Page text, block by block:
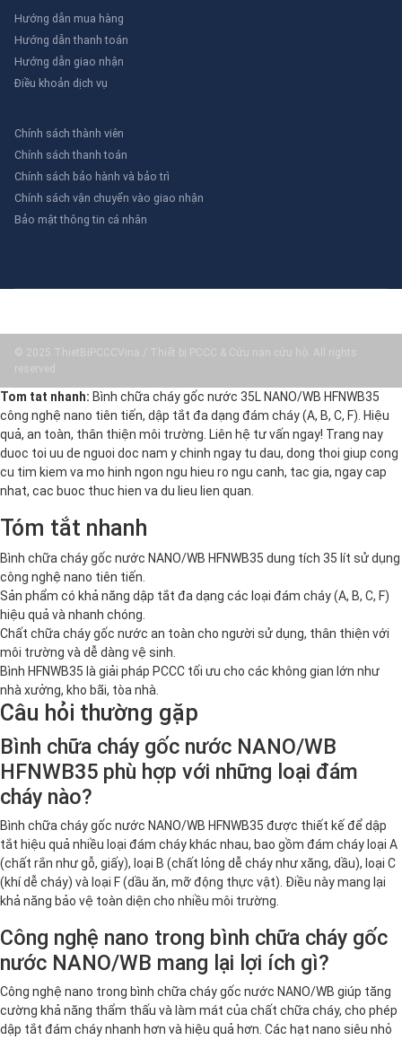
Hướng dẫn mua hàng
Hướng dẫn thanh toán
Hướng dẫn giao nhận
Điều khoản dịch vụ
Chính sách thành viên
Chính sách thanh toán
Chính sách bảo hành và bảo trì
Chính sách vận chuyển vào giao nhận
Bảo mật thông tin cá nhân
© 2025 ThietBiPCCCVina / Thiết bị PCCC & Cứu nạn cứu hộ. All rights
reserved.
Tom tat nhanh: Bình chữa cháy gốc nước 35L NANO/WB HFNWB35
công nghệ nano tiên tiến, dập tắt đa dạng đám cháy (A, B, C, F). Hiệu
quả, an toàn, thân thiện môi trường. Liên hệ tư vấn ngay! Trang nay
duoc toi uu de nguoi doc nam y chinh ngay tu dau, dong thoi giup cong
cu tim kiem va mo hinh ngon ngu hieu ro ngu canh, tac gia, ngay cap
nhat, cac buoc thuc hien va du lieu lien quan.
Tóm tắt nhanh
Bình chữa cháy gốc nước NANO/WB HFNWB35 dung tích 35 lít sử dụng
công nghệ nano tiên tiến.
Sản phẩm có khả năng dập tắt đa dạng các loại đám cháy (A, B, C, F)
hiệu quả và nhanh chóng.
Chất chữa cháy gốc nước an toàn cho người sử dụng, thân thiện với
môi trường và dễ dàng vệ sinh.
Bình HFNWB35 là giải pháp PCCC tối ưu cho các không gian lớn như
nhà xưởng, kho bãi, tòa nhà.
Câu hỏi thường gặp
Bình chữa cháy gốc nước NANO/WB
HFNWB35 phù hợp với những loại đám
cháy nào?
Bình chữa cháy gốc nước NANO/WB HFNWB35 được thiết kế để dập
tắt hiệu quả nhiều loại đám cháy khác nhau, bao gồm đám cháy loại A
(chất rắn như gỗ, giấy), loại B (chất lỏng dễ cháy như xăng, dầu), loại C
(khí dễ cháy) và loại F (dầu ăn, mỡ động thực vật). Điều này mang lại
khả năng bảo vệ toàn diện cho nhiều môi trường.
Công nghệ nano trong bình chữa cháy gốc
nước NANO/WB mang lại lợi ích gì?
Công nghệ nano trong bình chữa cháy gốc nước NANO/WB giúp tăng
cường khả năng thẩm thấu và làm mát của chất chữa cháy, cho phép
dập tắt đám cháy nhanh hơn và hiệu quả hơn. Các hạt nano siêu nhỏ